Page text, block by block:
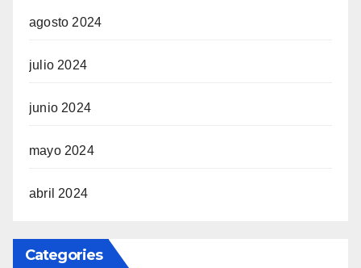
agosto 2024
julio 2024
junio 2024
mayo 2024
abril 2024
Categories